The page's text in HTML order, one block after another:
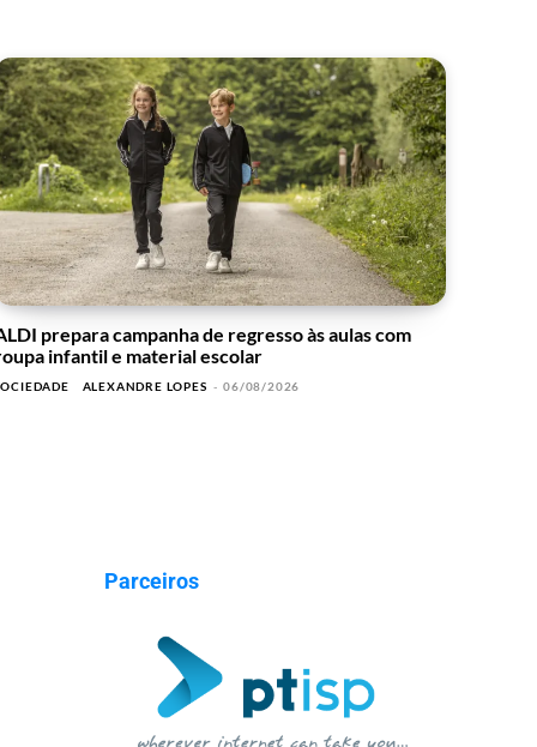
prepara campanha de regresso às aulas com
infantil e material escolar
ALEXANDRE LOPES - 06/08/2026
Parceiros